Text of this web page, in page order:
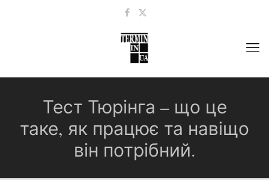
Тест Тюрінга – що це
таке, як працює та навіщо
він потрібний.